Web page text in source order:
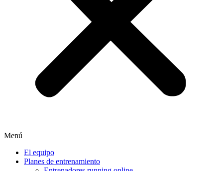
Menú
El equipo
Planes de entrenamiento